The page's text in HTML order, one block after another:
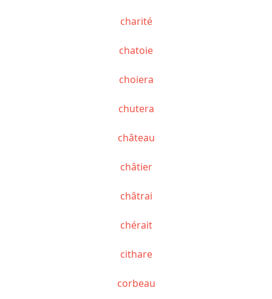
charité
chatoie
choiera
chutera
château
châtier
châtrai
chérait
cithare
corbeau